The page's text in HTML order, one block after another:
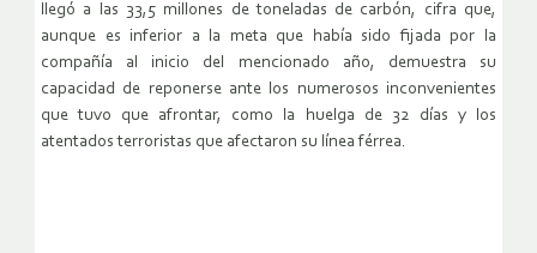
llegó a las 33,5 millones de toneladas de carbón, cifra que,
aunque es inferior a la meta que había sido fijada por la
compañía al inicio del mencionado año, demuestra su
capacidad de reponerse ante los numerosos inconvenientes
que tuvo que afrontar, como la huelga de 32 días y los
atentados terroristas que afectaron su línea férrea.